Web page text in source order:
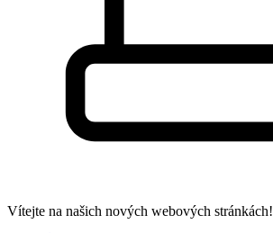
Vítejte na našich nových webových stránkách!